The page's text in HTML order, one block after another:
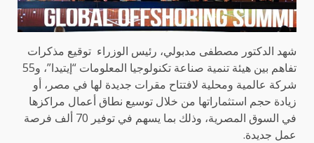
شهد الدكتور مصطفى مدبولي، رئيس الوزراء توقيع مذكرات
تفاهم بين هيئة تنمية صناعة تكنولوجيا المعلومات “إيتيدا”، و55
شركة عالمية ومحلية لافتتاح مقرات جديدة لها في مصر، أو
زيادة حجم استثماراتها من خلال توسيع نطاق أعمال مراكزها
في السوق المصرية، وذلك بما يسهم في توفير 70 ألف فرصة
عمل جديدة.